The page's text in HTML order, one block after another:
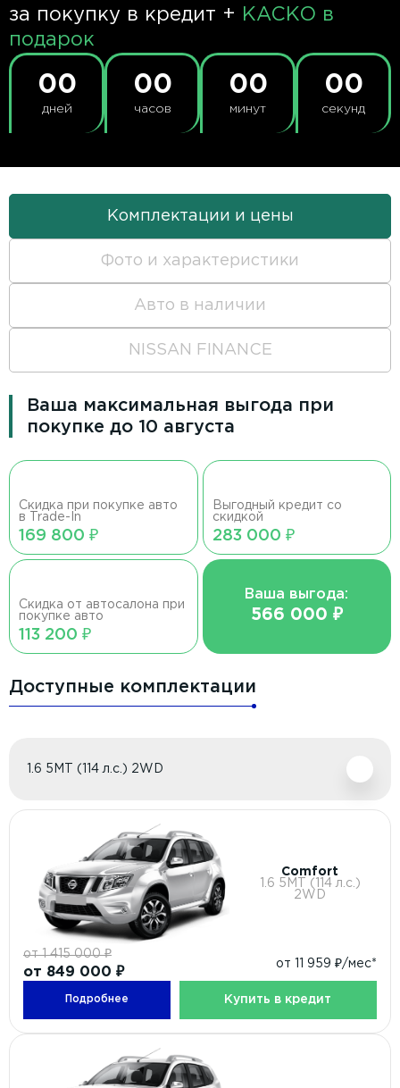
за покупку в кредит + КАСКО в
подарок
00
дней
00
часов
00
минут
00
секунд
Комплектации и цены
Фото и характеристики
Авто в наличии
NISSAN FINANCE
Ваша максимальная выгода при
покупке до 10 августа
Скидка при покупке авто
в Trade-In
169 800 ₽
Выгодный кредит со
скидкой
283 000 ₽
Скидка от автосалона при
покупке авто
113 200 ₽
Ваша выгода:
566 000 ₽
Доступные комплектации
1.6 5МТ (114 л.с.) 2WD
Comfort
1.6 5МТ (114 л.с.)
2WD
от 1 415 000 ₽
от 849 000 ₽
от 11 959 ₽/мес*
Подробнее Купить в кредит